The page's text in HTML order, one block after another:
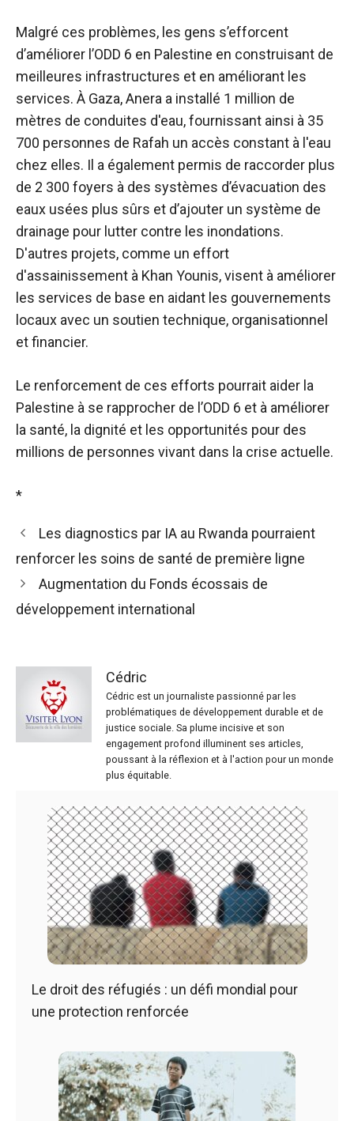
Malgré ces problèmes, les gens s’efforcent
d’améliorer l’ODD 6 en Palestine en construisant de
meilleures infrastructures et en améliorant les
services. À Gaza, Anera a installé 1 million de
mètres de conduites d'eau, fournissant ainsi à 35
700 personnes de Rafah un accès constant à l'eau
chez elles. Il a également permis de raccorder plus
de 2 300 foyers à des systèmes d’évacuation des
eaux usées plus sûrs et d’ajouter un système de
drainage pour lutter contre les inondations.
D'autres projets, comme un effort
d'assainissement à Khan Younis, visent à améliorer
les services de base en aidant les gouvernements
locaux avec un soutien technique, organisationnel
et financier.
Le renforcement de ces efforts pourrait aider la
Palestine à se rapprocher de l’ODD 6 et à améliorer
la santé, la dignité et les opportunités pour des
millions de personnes vivant dans la crise actuelle.
*
Les diagnostics par IA au Rwanda pourraient
renforcer les soins de santé de première ligne
Augmentation du Fonds écossais de
développement international
Cédric
Cédric est un journaliste passionné par les
problématiques de développement durable et de
justice sociale. Sa plume incisive et son
engagement profond illuminent ses articles,
poussant à la réflexion et à l'action pour un monde
plus équitable.
Le droit des réfugiés : un défi mondial pour
une protection renforcée